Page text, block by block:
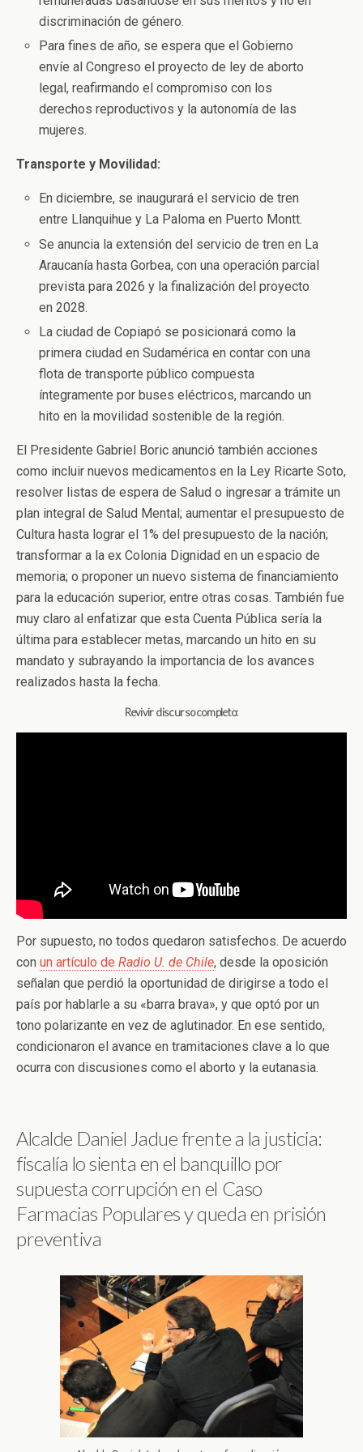
discriminación de género.
Para fines de año, se espera que el Gobierno
envíe al Congreso el proyecto de ley de aborto
legal, reafirmando el compromiso con los
derechos reproductivos y la autonomía de las
mujeres.
Transporte y Movilidad:
En diciembre, se inaugurará el servicio de tren
entre Llanquihue y La Paloma en Puerto Montt.
Se anuncia la extensión del servicio de tren en La
Araucanía hasta Gorbea, con una operación parcial
prevista para 2026 y la finalización del proyecto
en 2028.
La ciudad de Copiapó se posicionará como la
primera ciudad en Sudamérica en contar con una
flota de transporte público compuesta
íntegramente por buses eléctricos, marcando un
hito en la movilidad sostenible de la región.
El Presidente Gabriel Boric anunció también acciones
como incluir nuevos medicamentos en la Ley Ricarte Soto,
resolver listas de espera de Salud o ingresar a trámite un
plan integral de Salud Mental; aumentar el presupuesto de
Cultura hasta lograr el 1% del presupuesto de la nación;
transformar a la ex Colonia Dignidad en un espacio de
memoria; o proponer un nuevo sistema de financiamiento
para la educación superior, entre otras cosas. También fue
muy claro al enfatizar que esta Cuenta Pública sería la
última para establecer metas, marcando un hito en su
mandato y subrayando la importancia de los avances
realizados hasta la fecha.
Revivir discurso completo:
Por supuesto, no todos quedaron satisfechos. De acuerdo
con un artículo de Radio U. de Chile, desde la oposición
señalan que perdió la oportunidad de dirigirse a todo el
país por hablarle a su «barra brava», y que optó por un
tono polarizante en vez de aglutinador. En ese sentido,
condicionaron el avance en tramitaciones clave a lo que
ocurra con discusiones como el aborto y la eutanasia.
Alcalde Daniel Jadue frente a la justicia:
fiscalía lo sienta en el banquillo por
supuesta corrupción en el Caso
Farmacias Populares y queda en prisión
preventiva